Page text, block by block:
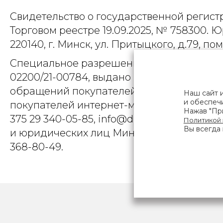
Свидетельство о государственной
Торговом реестре 19.09.2025, № 758300.
220140, г. Минск, ул. Притыцкого, д.79,
Специальное разрешение (лицензия)
02200/21-00784, выдано Министерством
обращений покупателей интернет-
покупателей интернет-магазина о
375 29 340-05-85, info@diarossa.by.
и юридических лиц Минского
368-80-49.
Наш сайт
и
Нажав
Политикой
Вы всегда